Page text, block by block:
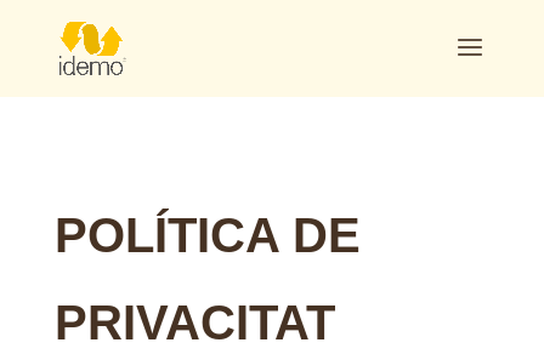
POLÍTICA DE
PRIVACITAT